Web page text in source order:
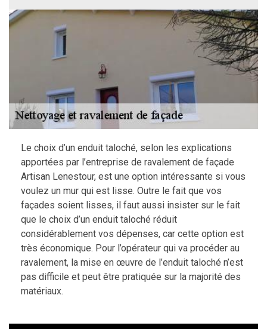
Le choix d’un enduit taloché, selon les explications
apportées par l’entreprise de ravalement de façade
Artisan Lenestour, est une option intéressante si vous
voulez un mur qui est lisse. Outre le fait que vos
façades soient lisses, il faut aussi insister sur le fait
que le choix d’un enduit taloché réduit
considérablement vos dépenses, car cette option est
très économique. Pour l’opérateur qui va procéder au
ravalement, la mise en œuvre de l’enduit taloché n’est
pas difficile et peut être pratiquée sur la majorité des
matériaux.